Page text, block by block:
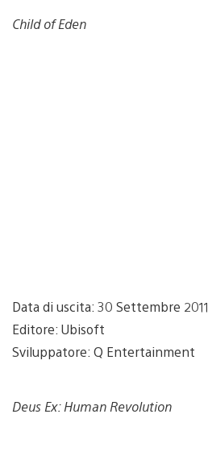
Child of Eden
Data di uscita: 30 Settembre 2011
Editore: Ubisoft
Sviluppatore: Q Entertainment
Deus Ex: Human Revolution